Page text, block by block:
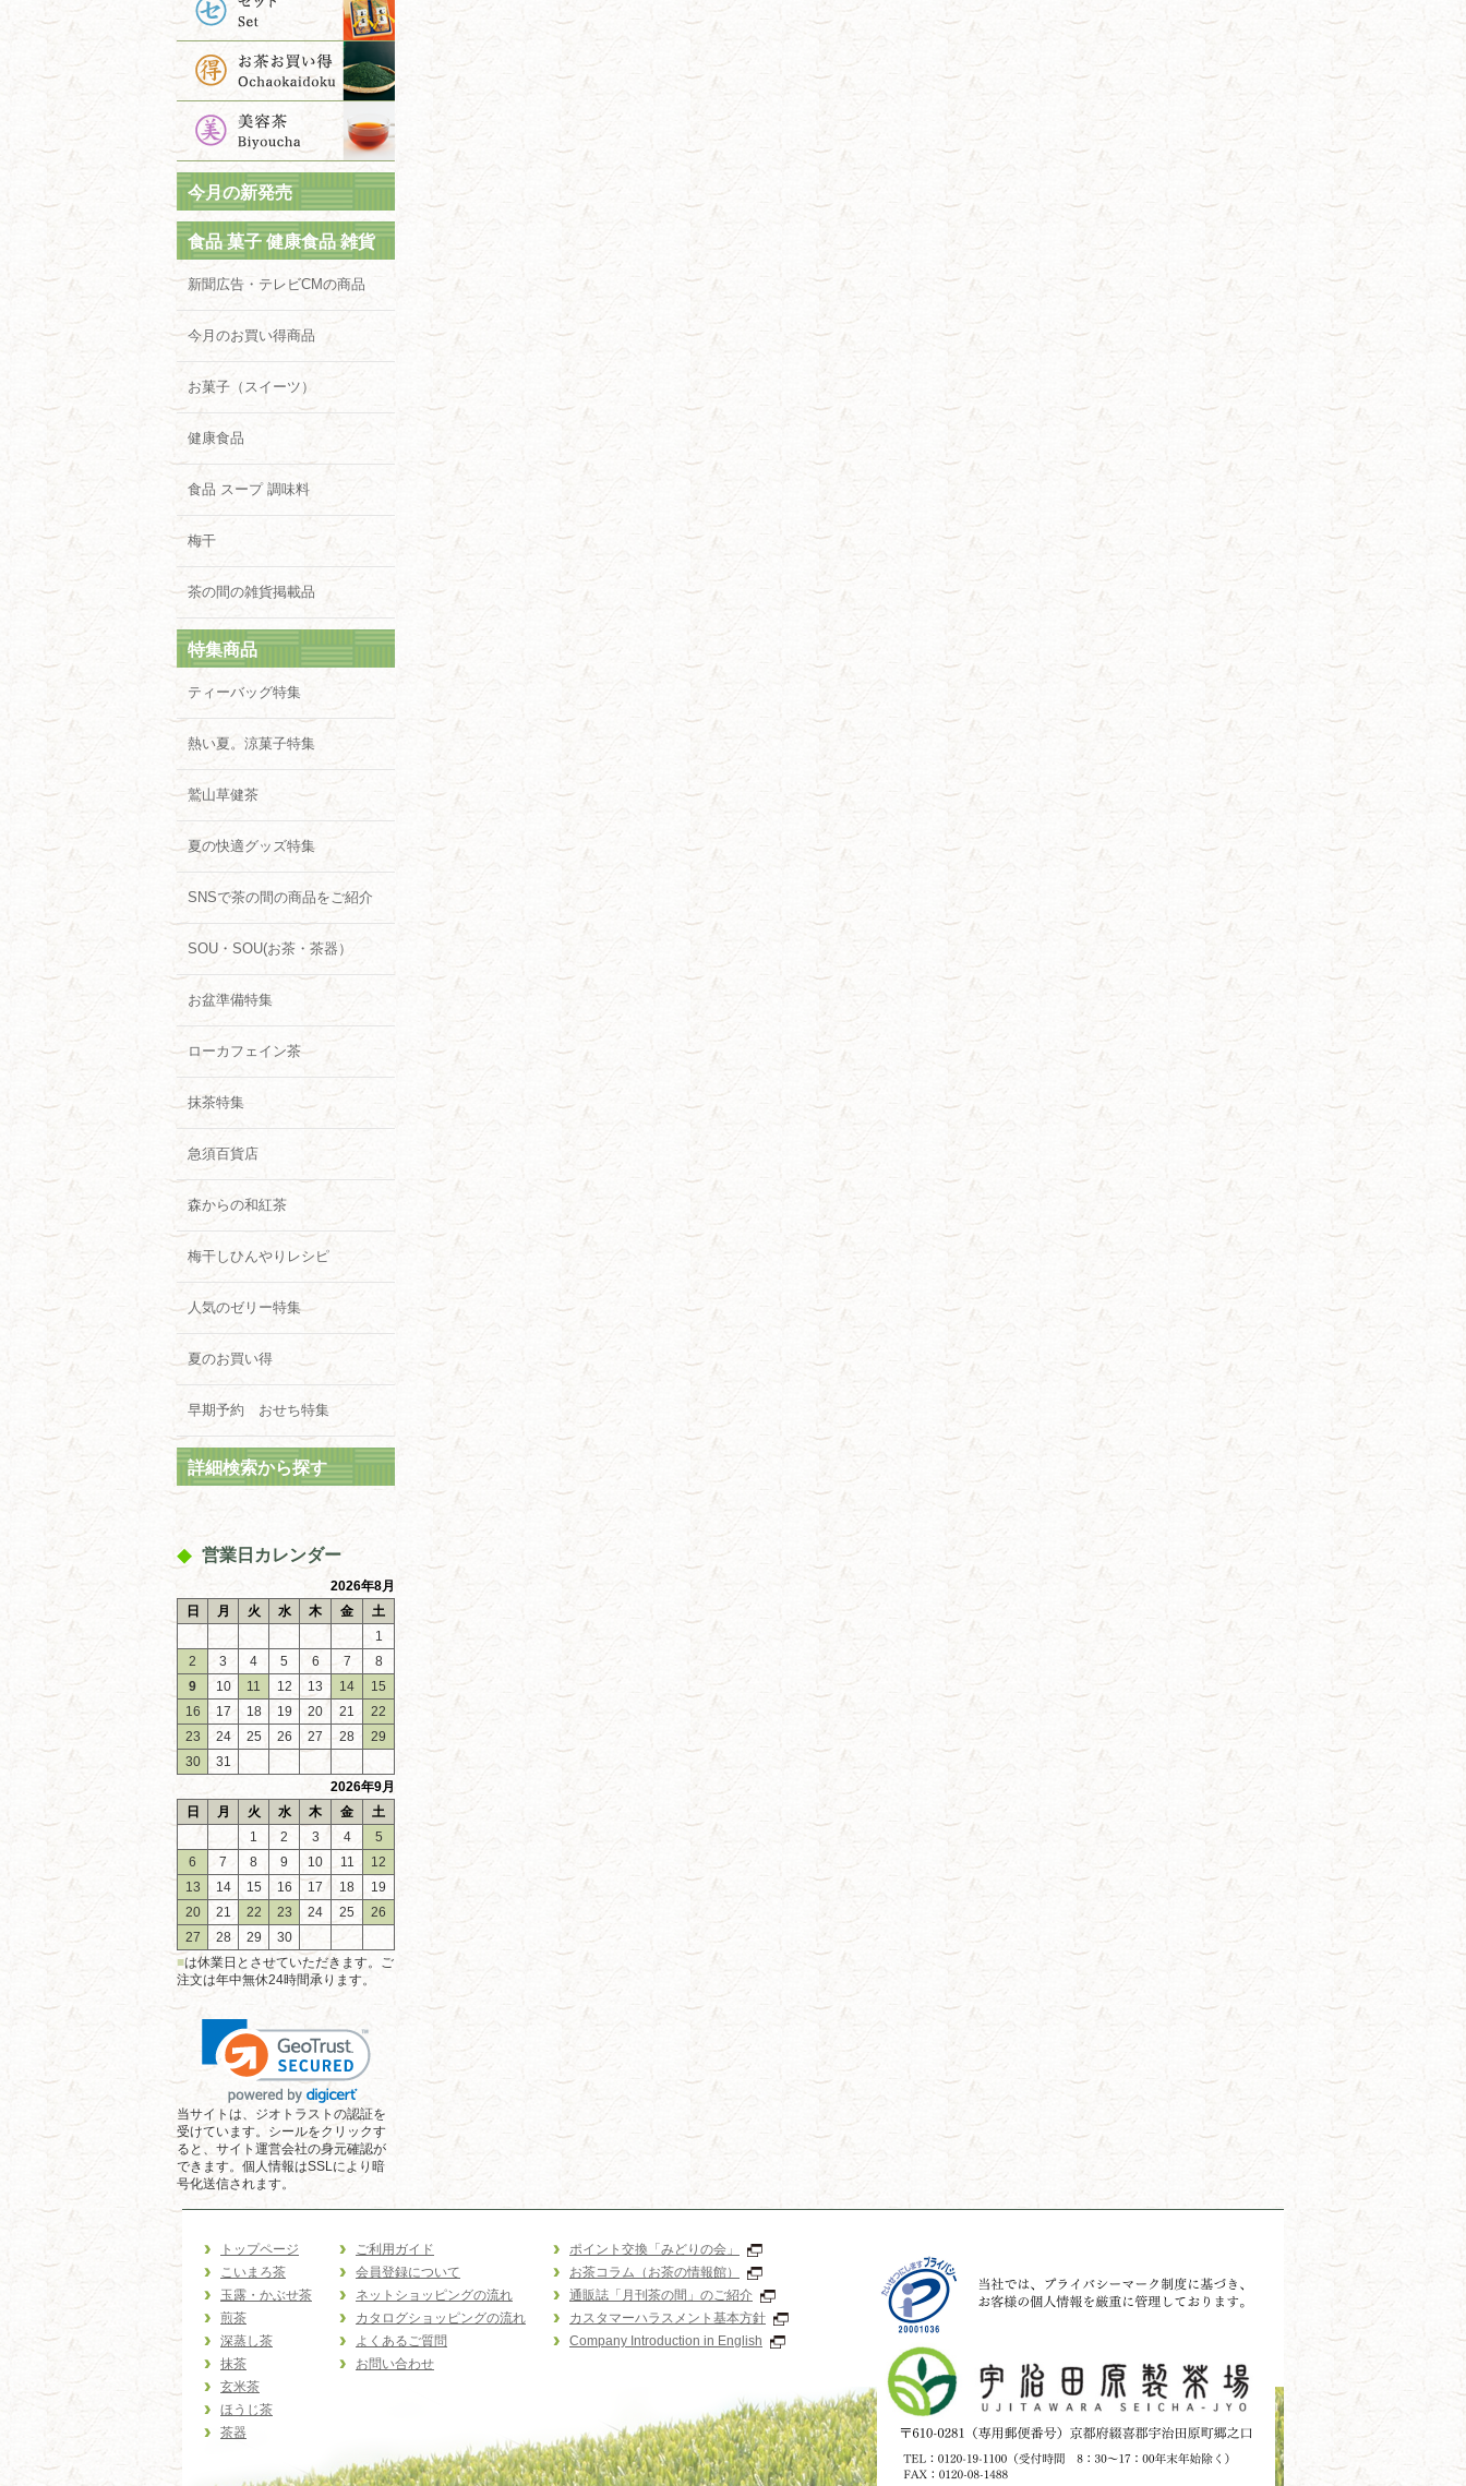
今月の新発売
食品 菓子 健康食品 雑貨
新聞広告・テレビCMの商品
今月のお買い得商品
お菓子（スイーツ）
健康食品
食品 スープ 調味料
梅干
茶の間の雑貨掲載品
特集商品
ティーバッグ特集
熱い夏。涼菓子特集
鷲山草健茶
夏の快適グッズ特集
SNSで茶の間の商品をご紹介
SOU・SOU(お茶・茶器）
お盆準備特集
ローカフェイン茶
抹茶特集
急須百貨店
森からの和紅茶
梅干しひんやりレシピ
人気のゼリー特集
夏のお買い得
早期予約 おせち特集
詳細検索から探す
営業日カレンダー
2026年8月
日
月 火 水 木 金
土
1
2
3 4 5 6 7
8
9
10 11 12 13 14
15
16
17 18 19 20 21
22
23
24 25 26 27 28
29
30
31
2026年9月
日
月 火 水 木 金
土
1
2 3 4
5
6
7 8 9 10 11
12
13
14 15 16 17 18
19
20
21 22 23 24 25
26
27
28 29
30
■は休業日とさせていただきます。ご
注文は年中無休24時間承ります。
当サイトは、ジオトラストの認証を
受けています。シールをクリックす
ると、サイト運営会社の身元確認が
できます。個人情報はSSLにより暗
号化送信されます。
トップページ
こいまろ茶
玉露・かぶせ茶
煎茶
深蒸し茶
抹茶
玄米茶
ほうじ茶
茶器
ご利用ガイド
会員登録について
ネットショッピングの流れ
カタログショッピングの流れ
よくあるご質問
お問い合わせ
ポイント交換「みどりの会」
お茶コラム（お茶の情報館）
通販誌「月刊茶の間」のご紹介
カスタマーハラスメント基本方針
Company Introduction in English